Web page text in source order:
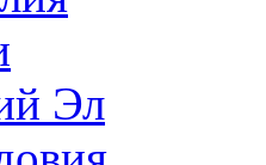
Эл